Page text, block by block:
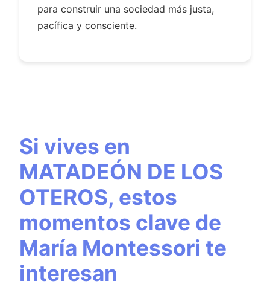
para construir una sociedad más justa,
pacífica y consciente.
Si vives en
MATADEÓN DE LOS
OTEROS, estos
momentos clave de
María Montessori te
interesan